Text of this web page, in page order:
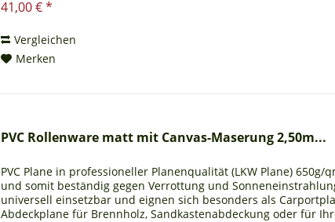
41,00 € *
Vergleichen
Merken
PVC Rollenware matt mit Canvas-Maserung 2,50m...
PVC Plane in professioneller Planenqualität (LKW Plane) 650g/
und somit beständig gegen Verrottung und
universell einsetzbar und eignen sich besonders als
Abdeckplane für Brennholz, Sandkastenabdeckung oder für